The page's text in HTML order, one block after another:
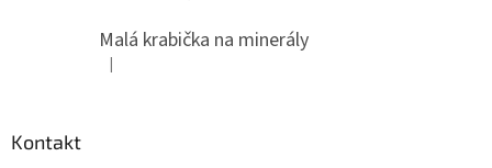
Malá krabička na minerály
Hodnocení produktu je 4 z 5 hvězdiček.
|
Kontakt